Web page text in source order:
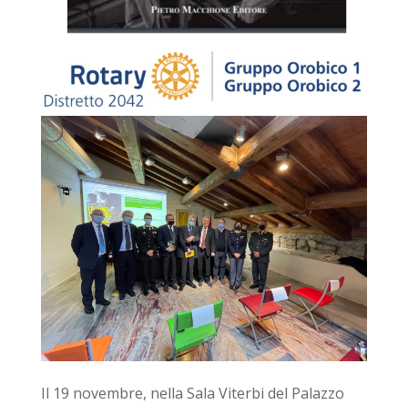
Il 19 novembre, nella Sala Viterbi del Palazzo